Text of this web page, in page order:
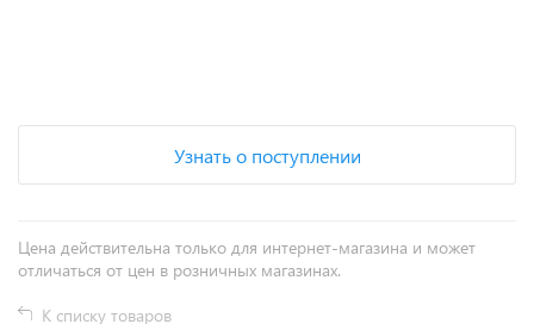
Узнать о поступлении
Цена действительна только для интернет-магазина и может
отличаться от цен в розничных магазинах.
К списку товаров